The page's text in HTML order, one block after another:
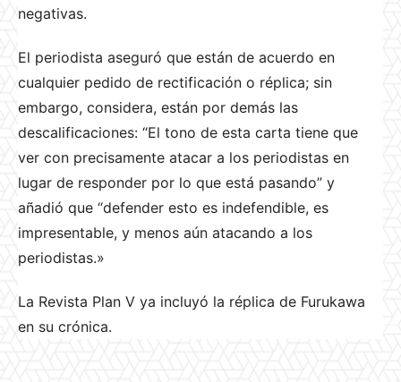
negativas.
El periodista aseguró que están de acuerdo en
cualquier pedido de rectificación o réplica; sin
embargo, considera, están por demás las
descalificaciones: “El tono de esta carta tiene que
ver con precisamente atacar a los periodistas en
lugar de responder por lo que está pasando” y
añadió que “defender esto es indefendible, es
impresentable, y menos aún atacando a los
periodistas.»
La Revista Plan V ya incluyó la réplica de Furukawa
en su crónica.